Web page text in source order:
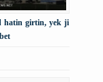
hatin girtin, yek ji